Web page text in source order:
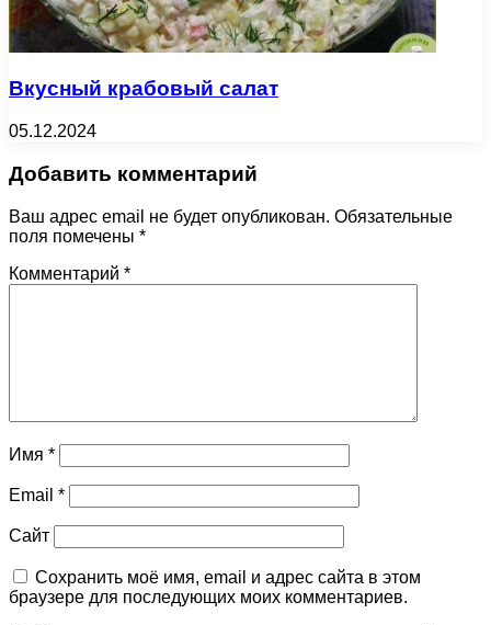
Вкусный крабовый салат
05.12.2024
Добавить комментарий
Ваш адрес email не будет опубликован. Обязательные
поля помечены *
Комментарий *
Имя *
Email *
Сайт
Сохранить моё имя, email и адрес сайта в этом
браузере для последующих моих комментариев.